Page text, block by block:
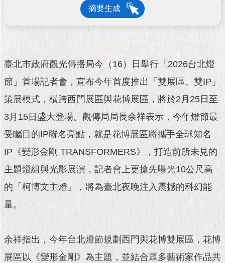
市
政
資
館
現
臺
活
題
館
摘要生成
臺北市政府觀光傳播局今（16）日舉行「2026台北燈
節」首場記者會，宣布今年首度推出「雙展區、雙IP」
策展模式，橫跨西門展區與花博展區，將於2月25日至
3月15日盛大登場。觀傳局局長余祥表示，今年燈節最
受矚目的IP聯名亮點，就是花博展區將攜手全球知名
IP《變形金剛 TRANSFORMERS》，打造前所未見的
主題燈組與光影展演，記者會上更搶先曝光10公尺高
的「柯博文主燈」，將為臺北夜晚注入震撼的科幻能
量。
余祥指出，今年台北燈節規劃西門與花博雙展區，花博
展區以《變形金剛》為主題，並結合眾多藝術家作品共